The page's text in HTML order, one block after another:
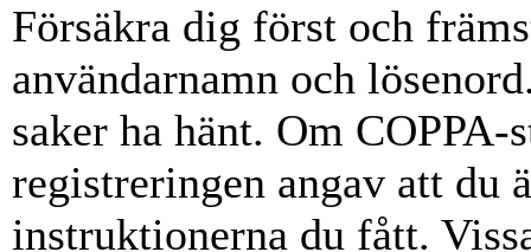
Försäkra dig först och
användarnamn och
saker ha hänt. Om
registreringen angav att du
instruktionerna du fått.